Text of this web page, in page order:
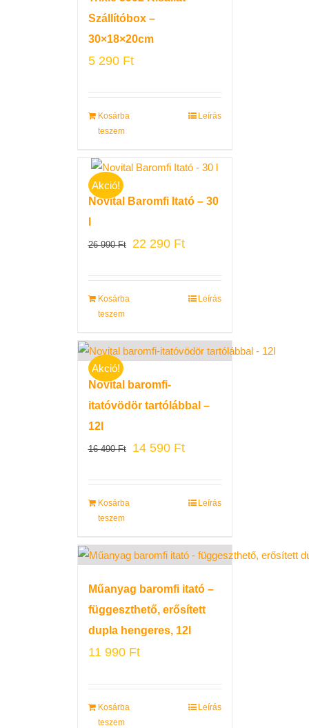
Szállítóbox –
30×18×20cm
5 290 Ft
Kosárba
teszem
Leírás
Akció!
Novital Baromfi Itató – 30
26 990Ft 22 290 Ft
Kosárba
teszem
Leírás
Akció!
Novital baromfi-
itatóvödör tartólábbal –
12l
16 490Ft 14 590 Ft
Kosárba
teszem
Leírás
Műanyag baromfi itató –
függeszthető, erősített
dupla hengeres, 12l
11 990 Ft
Kosárba
teszem
Leírás